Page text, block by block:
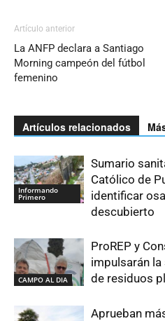
Artículo anterior
La ANFP declara a Santiago
Morning campeón del fútbol
femenino
Artículos relacionados
Informando
Primero
Sumario
Católico de
identificar
descubierto
CAMPO AL DIA
ProREP y
impulsarán
de residuos
Aprueban